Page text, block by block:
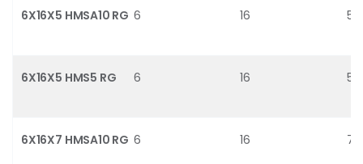
6X16X5 HMSA10 RG 6 16 5
6X16X5 HMS5 RG 6 16 5
6X16X7 HMSA10 RG 6 16 7